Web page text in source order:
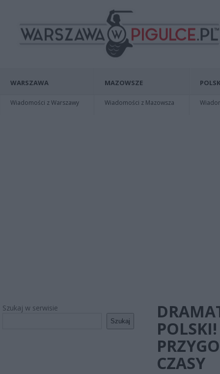
WARSZAWA
Wiadomości z Warszawy
MAZOWSZE
Wiadomości z Mazowsza
Szukaj w serwisie
Szukaj
CZASY